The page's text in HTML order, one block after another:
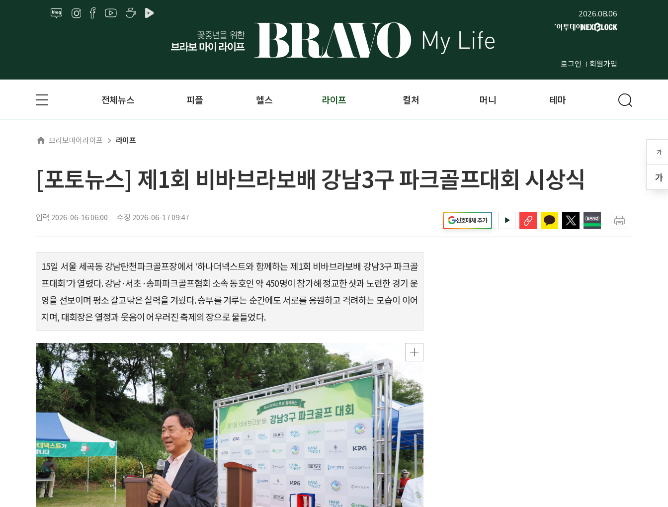
2026.08.06
로그인 회원가입
가
가
전체뉴스 피플 헬스 라이프 컬처 머니 테마
브라보마이라이프 라이프
[포토뉴스] 제1회 비바브라보배 강남3구 파크골프대회 시상식
입력 2026-06-16 06:00 수정 2026-06-17 09:47 선호매체 추가
15일 서울 세곡동 강남탄천파크골프장에서 ‘하나더넥스트와 함께하는 제1회 비바브라보배 강남3구 파크골
프대회’가 열렸다. 강남·서초·송파파크골프협회 소속 동호인 약 450명이 참가해 정교한 샷과 노련한 경기 운
영을 선보이며 평소 갈고닦은 실력을 겨뤘다. 승부를 겨루는 순간에도 서로를 응원하고 격려하는 모습이 이어
지며, 대회장은 열정과 웃음이 어우러진 축제의 장으로 물들었다.